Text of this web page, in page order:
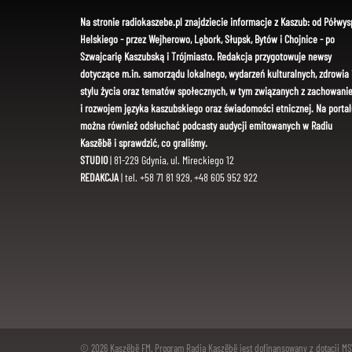
Na stronie radiokaszebe.pl znajdziecie informacje z Kaszub: od
Helskiego - przez Wejherowo, Lębork, Słupsk, Bytów i Chojnice - po
Szwajcarię Kaszubską i Trójmiasto. Redakcja przygotowuje newsy
dotyczące m.in. samorządu lokalnego, wydarzeń kulturalnych, zdrowia
stylu życia oraz tematów społecznych, w tym związanych z
i rozwojem języka kaszubskiego oraz świadomości etnicznej. Na
można również odsłuchać podcasty audycji emitowanych w Radiu
Kaszëbë i sprawdzić, co graliśmy.
STUDIO| 81-229 Gdynia, ul. Mireckiego 12
REDAKCJA| tel. +58 71 81 929, +48 605 952 922
© 2026 Kaszëbë FM. Program Radia Kaszëbë jest dofinansowany z dotacji